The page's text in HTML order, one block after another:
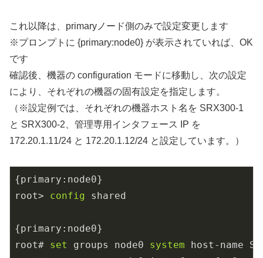
これ以降は、primaryノード側のみで設定変更します
※プロンプトに {primary:node0} が表示されていれば、OK
です
確認後、機器の configuration モードに移動し、次の設定
により、それぞれの機器の固有設定を指定します。
（※設定例では、それぞれの機器ホスト名を SRX300-1
と SRX300-2、管理専用インタフェース IP を
172.20.1.11/24 と 172.20.1.12/24 と設定しています。）
{primary:node0}
root> config shared
{primary:node0}
root# set groups node0 system host-name